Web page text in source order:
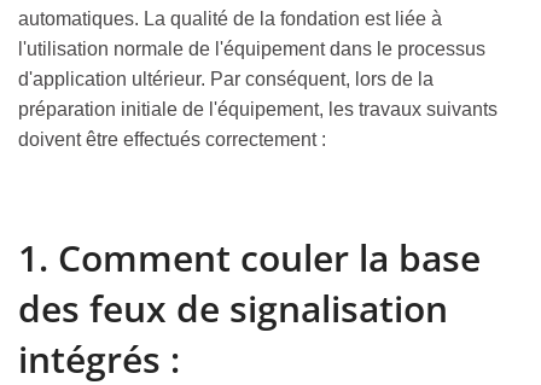
automatiques. La qualité de la fondation est liée à
l'utilisation normale de l'équipement dans le processus
d'application ultérieur. Par conséquent, lors de la
préparation initiale de l'équipement, les travaux suivants
doivent être effectués correctement :
1. Comment couler la base
des feux de signalisation
intégrés :